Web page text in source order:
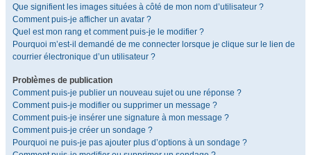
Que signifient les images situées à côté de mon nom d’utilisateur ?
Comment puis-je afficher un avatar ?
Quel est mon rang et comment puis-je le modifier ?
Pourquoi m’est-il demandé de me connecter lorsque je clique sur le lien de
courrier électronique d’un utilisateur ?
Problèmes de publication
Comment puis-je publier un nouveau sujet ou une réponse ?
Comment puis-je modifier ou supprimer un message ?
Comment puis-je insérer une signature à mon message ?
Comment puis-je créer un sondage ?
Pourquoi ne puis-je pas ajouter plus d’options à un sondage ?